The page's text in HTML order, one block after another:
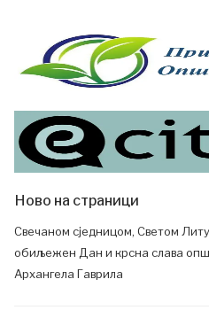
Ново на страници
Свечаном сједницом, Светом
обиљежен Дан и крсна слава
Архангела Гаврила